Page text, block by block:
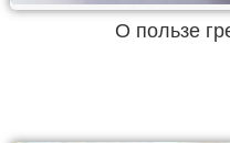
О пользе